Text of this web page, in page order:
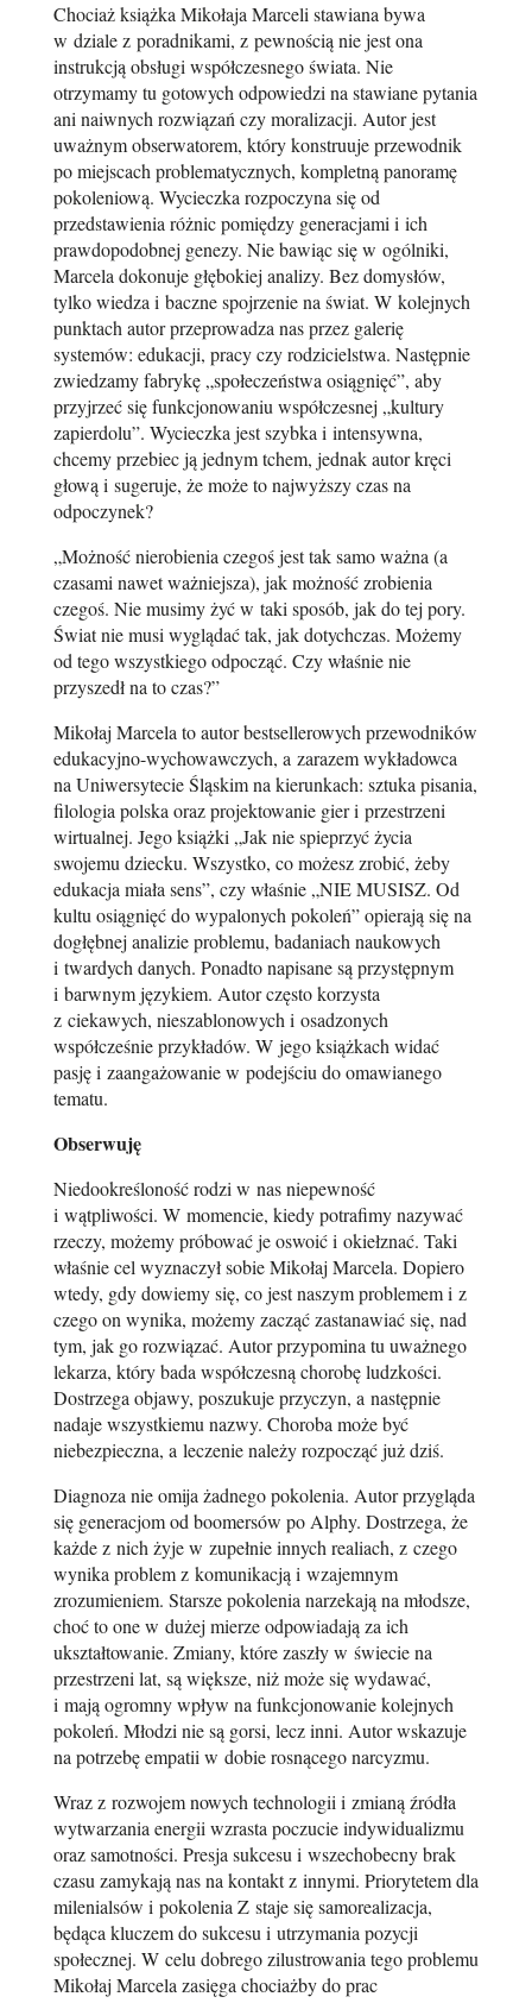
Chociaż książka Mikołaja Marceli stawiana bywa
w dziale z poradnikami, z pewnością nie jest ona
instrukcją obsługi współczesnego świata. Nie
otrzymamy tu gotowych odpowiedzi na stawiane pytania
ani naiwnych rozwiązań czy moralizacji. Autor jest
uważnym obserwatorem, który konstruuje przewodnik
po miejscach problematycznych, kompletną panoramę
pokoleniową. Wycieczka rozpoczyna się od
przedstawienia różnic pomiędzy generacjami i ich
prawdopodobnej genezy. Nie bawiąc się w ogólniki,
Marcela dokonuje głębokiej analizy. Bez domysłów,
tylko wiedza i baczne spojrzenie na świat. W kolejnych
punktach autor przeprowadza nas przez galerię
systemów: edukacji, pracy czy rodzicielstwa. Następnie
zwiedzamy fabrykę „społeczeństwa osiągnięć”, aby
przyjrzeć się funkcjonowaniu współczesnej „kultury
zapierdolu”. Wycieczka jest szybka i intensywna,
chcemy przebiec ją jednym tchem, jednak autor kręci
głową i sugeruje, że może to najwyższy czas na
odpoczynek?
„Możność nierobienia czegoś jest tak samo ważna (a
czasami nawet ważniejsza), jak możność zrobienia
czegoś. Nie musimy żyć w taki sposób, jak do tej pory.
Świat nie musi wyglądać tak, jak dotychczas. Możemy
od tego wszystkiego odpocząć. Czy właśnie nie
przyszedł na to czas?”
Mikołaj Marcela to autor bestsellerowych przewodników
edukacyjno-wychowawczych, a zarazem wykładowca
na Uniwersytecie Śląskim na kierunkach: sztuka pisania,
filologia polska oraz projektowanie gier i przestrzeni
wirtualnej. Jego książki „Jak nie spieprzyć życia
swojemu dziecku. Wszystko, co możesz zrobić, żeby
edukacja miała sens”, czy właśnie „NIE MUSISZ. Od
kultu osiągnięć do wypalonych pokoleń” opierają się na
dogłębnej analizie problemu, badaniach naukowych
i twardych danych. Ponadto napisane są przystępnym
i barwnym językiem. Autor często korzysta
z ciekawych, nieszablonowych i osadzonych
współcześnie przykładów. W jego książkach widać
pasję i zaangażowanie w podejściu do omawianego
tematu.
Obserwuję
Niedookreśloność rodzi w nas niepewność
i wątpliwości. W momencie, kiedy potrafimy nazywać
rzeczy, możemy próbować je oswoić i okiełznać. Taki
właśnie cel wyznaczył sobie Mikołaj Marcela. Dopiero
wtedy, gdy dowiemy się, co jest naszym problemem i z
czego on wynika, możemy zacząć zastanawiać się, nad
tym, jak go rozwiązać. Autor przypomina tu uważnego
lekarza, który bada współczesną chorobę ludzkości.
Dostrzega objawy, poszukuje przyczyn, a następnie
nadaje wszystkiemu nazwy. Choroba może być
niebezpieczna, a leczenie należy rozpocząć już dziś.
Diagnoza nie omija żadnego pokolenia. Autor przygląda
się generacjom od boomersów po Alphy. Dostrzega, że
każde z nich żyje w zupełnie innych realiach, z czego
wynika problem z komunikacją i wzajemnym
zrozumieniem. Starsze pokolenia narzekają na młodsze,
choć to one w dużej mierze odpowiadają za ich
ukształtowanie. Zmiany, które zaszły w świecie na
przestrzeni lat, są większe, niż może się wydawać,
i mają ogromny wpływ na funkcjonowanie kolejnych
pokoleń. Młodzi nie są gorsi, lecz inni. Autor wskazuje
na potrzebę empatii w dobie rosnącego narcyzmu.
Wraz z rozwojem nowych technologii i zmianą źródła
wytwarzania energii wzrasta poczucie indywidualizmu
oraz samotności. Presja sukcesu i wszechobecny brak
czasu zamykają nas na kontakt z innymi. Priorytetem dla
milenialsów i pokolenia Z staje się samorealizacja,
będąca kluczem do sukcesu i utrzymania pozycji
społecznej. W celu dobrego zilustrowania tego problemu
Mikołaj Marcela zasięga chociażby do prac